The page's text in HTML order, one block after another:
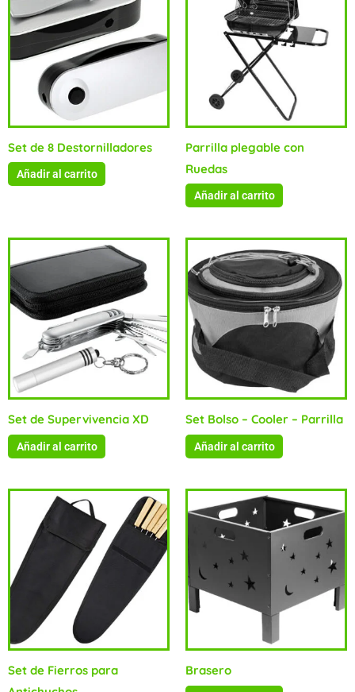
Set de 8 Destornilladores
Añadir al carrito
Parrilla plegable con
Ruedas
Añadir al carrito
Set de Supervivencia XD
Añadir al carrito
Set Bolso – Cooler – Parrilla
Añadir al carrito
Set de Fierros para
Brasero